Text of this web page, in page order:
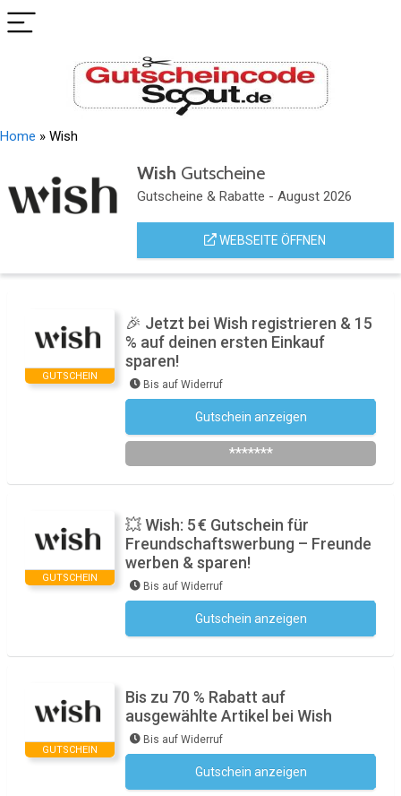
Home » Wish
Wish Gutscheine
Gutscheine & Rabatte - August 2026
WEBSEITE ÖFFNEN
GUTSCHEIN
🎉 Jetzt bei Wish registrieren & 15
% auf deinen ersten Einkauf
sparen!
Bis auf Widerruf
Gutschein anzeigen
*******
GUTSCHEIN
💥 Wish: 5 € Gutschein für
Freundschaftswerbung – Freunde
werben & sparen!
Bis auf Widerruf
Gutschein anzeigen
GUTSCHEIN
Bis zu 70 % Rabatt auf
ausgewählte Artikel bei Wish
Bis auf Widerruf
Gutschein anzeigen